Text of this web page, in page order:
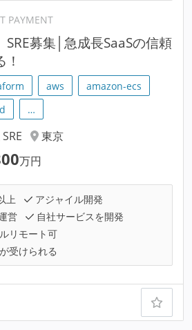
PAYMENT
SRE募集│急成長SaaSの信頼
aws
amazon-ecs
…
SRE
東京
万円
上
アジャイル開発
営
自社サービスを開発
リモート可
受けられる